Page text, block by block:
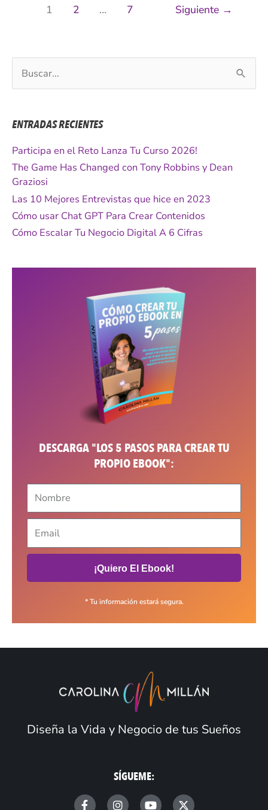
1 2 … 7 Siguiente →
u
a
r
o
r
:
ENTRADAS RECIENTES
Participa en el Reto Lanza Tu Curso 2026!
The Game Has Changed con Tony Robbins y Dean
Graziosi
Las 10 Mejores Entrevistas que hice en 2023
Cómo usar Chat GPT Para Crear Contenidos
Cómo Escalar Tu Negocio Digital A 6 Cifras
DESCARGA "LOS 5 PASOS PARA CREAR TU
PROPIO EBOOK":
¡Quiero El Ebook!
* Tu información estará segura.
Diseña la Vida y Negocio de tus Sueños
SÍGUEME:
F I Y X